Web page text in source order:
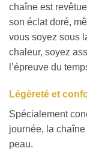
chaîne est
son éclat doré,
vous soyez sous
chaleur, soyez
l’épreuve du
Légèreté et
Spécialement
journée, la
peau.